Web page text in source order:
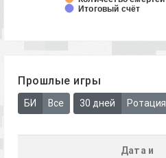
Итоговый счёт
Прошлые игры
БИ Все 30 дней Ротация
Дата и